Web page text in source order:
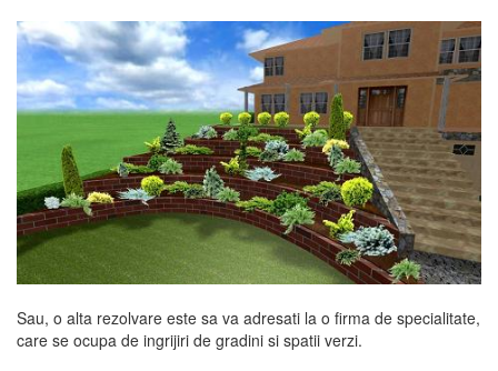
Sau, o alta rezolvare este sa va adresati la o firma de specialitate,
care se ocupa de ingrijiri de gradini si spatii verzi.